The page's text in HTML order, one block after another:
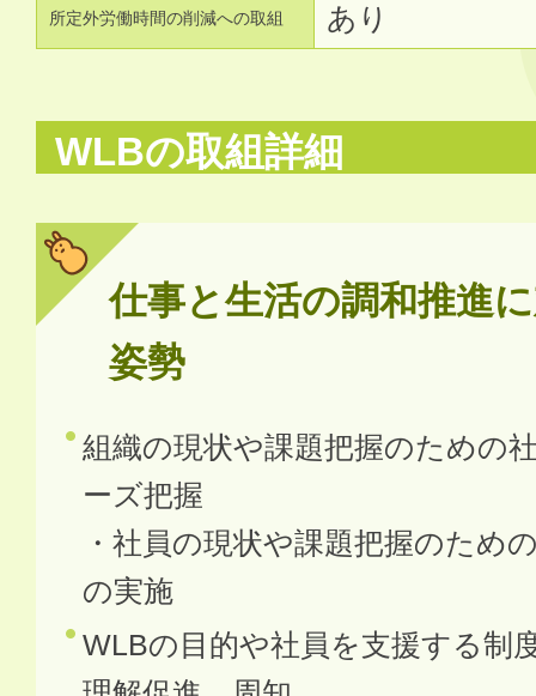
所定外労働時間の削減への取組 あり
WLBの取組詳細
仕事と生活の調和推進
姿勢
組織の現状や課題把握のための
ーズ把握
・社員の現状や課題把握のため
の実施
WLBの目的や社員を支援する制